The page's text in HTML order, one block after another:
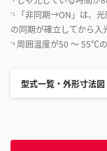
*3
「非同期→ON」は、
の同期が確立してから入
*4 周囲温度が50 ～ 55℃
型式一覧・外形寸法図